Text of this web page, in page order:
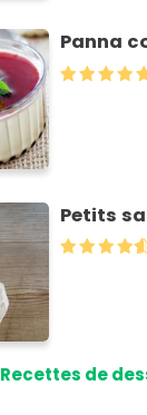
Panna
Petits
Recettes de